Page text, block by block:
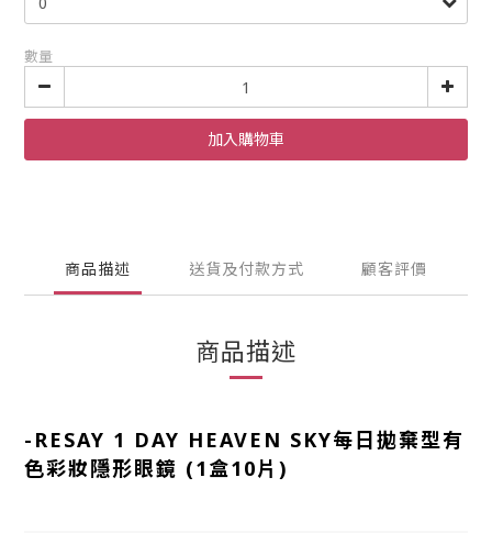
數量
加入購物車
商品描述 送貨及付款方式 顧客評價
商品描述
- RESAY 1 DAY HEAVEN SKY每日拋棄型有
色彩妝隱形眼鏡 (1盒10片)